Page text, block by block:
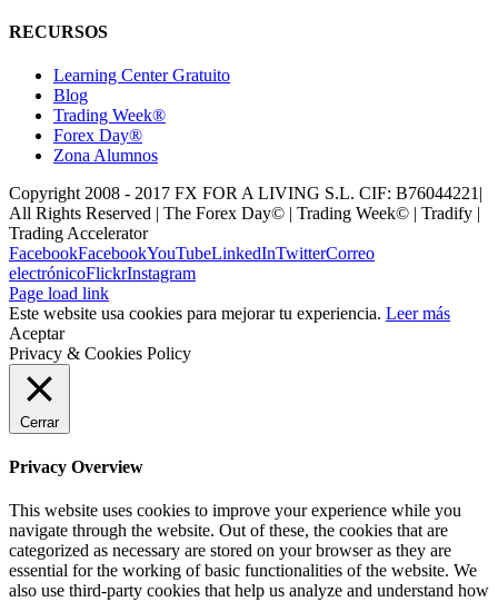
RECURSOS
Learning Center Gratuito
Blog
Trading Week®
Forex Day®
Zona Alumnos
Copyright 2008 - 2017 FX FOR A LIVING S.L. CIF: B76044221|
All Rights Reserved | The Forex Day© | Trading Week© | Tradify |
Trading Accelerator
FacebookFacebookYouTubeLinkedInTwitterCorreo
electrónicoFlickrInstagram
Page load link
Este website usa cookies para mejorar tu experiencia. Leer más
Aceptar
Privacy & Cookies Policy
Cerrar
Privacy Overview
This website uses cookies to improve your experience while you
navigate through the website. Out of these, the cookies that are
categorized as necessary are stored on your browser as they are
essential for the working of basic functionalities of the website. We
also use third-party cookies that help us analyze and understand how